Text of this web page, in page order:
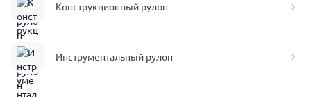
Конструкционный рулон
Инструментальный рулон